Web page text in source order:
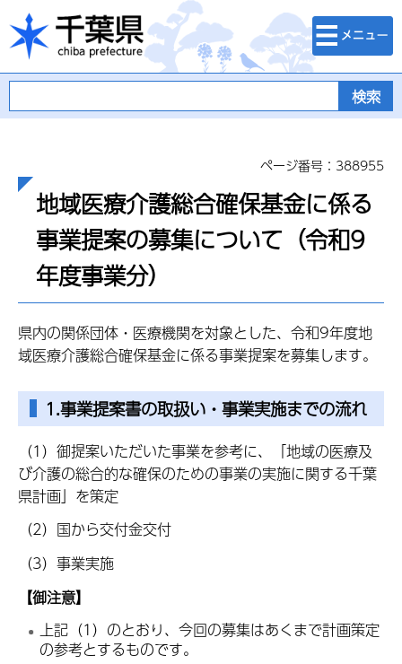
千葉県
検索・メニュ
ー
ページ番号：388955
地域医療介護総合確保基金に係る
事業提案の募集について（令和9
年度事業分）
県内の関係団体・医療機関を対象とした、令和9年度地
域医療介護総合確保基金に係る事業提案を募集します。
1.事業提案書の取扱い・事業実施までの流れ
（1）御提案いただいた事業を参考に、「地域の医療及
び介護の総合的な確保のための事業の実施に関する千葉
県計画」を策定
（2）国から交付金交付
（3）事業実施
【御注意】
上記（1）のとおり、今回の募集はあくまで計画策定
の参考とするものです。